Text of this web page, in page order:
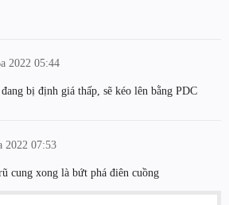
2022 05:44
bị định giá thấp, sẽ kéo lên bằng PDC
2022 07:53
cung xong là bứt phá điên cuồng